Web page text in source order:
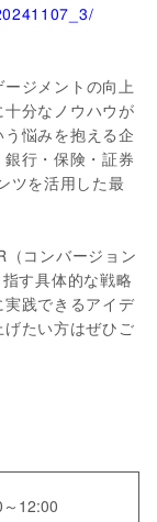
ジメントの向上
分なノウハウが
悩みを抱える企
行・保険・証券
ツを活用した最
コンバージョン
す具体的な戦略
践できるアイデ
たい方はぜひご
12:00